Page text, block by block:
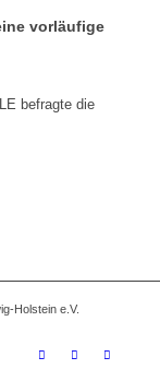
vorläufige
befragte die
Holstein e.V.